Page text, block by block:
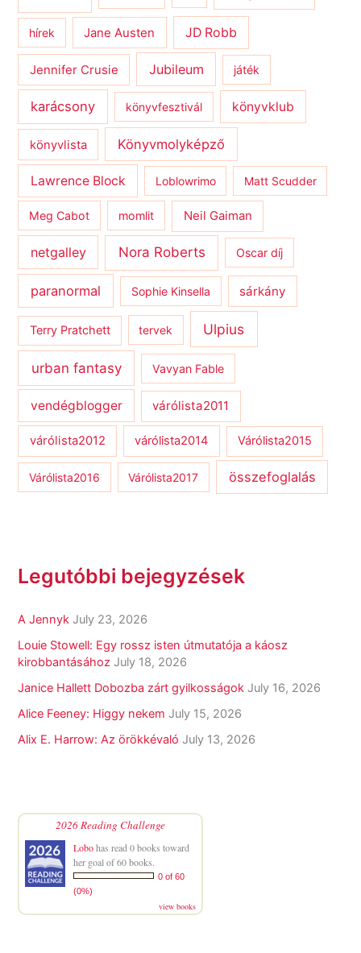
hírek Jane Austen JD Robb
Jennifer Crusie Jubileum játék
karácsony könyvfesztivál könyvklub
könyvlista Könyvmolyképző
Lawrence Block Loblowrimo Matt Scudder
Meg Cabot momlit Neil Gaiman
netgalley Nora Roberts Oscar díj
paranormal Sophie Kinsella sárkány
Terry Pratchett tervek Ulpius
urban fantasy Vavyan Fable
vendégblogger várólista2011
várólista2012 várólista2014 Várólista2015
Várólista2016 Várólista2017 összefoglalás
Legutóbbi bejegyzések
A Jennyk July 23, 2026
Louie Stowell: Egy ​rossz isten útmutatója a káosz
kirobbantásához July 18, 2026
Janice Hallett Dobozba zárt gyilkosságok July 16, 2026
Alice Feeney: Higgy nekem July 15, 2026
Alix E. Harrow: Az örökkévaló July 13, 2026
2026 Reading Challenge
Lobohas read 0 books toward
her goal of 60 books.
0 of 60
(0%)
view books